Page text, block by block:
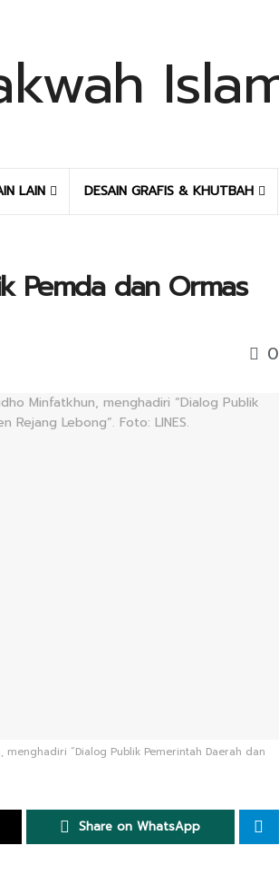
LAIN DESAIN GRAFIS & KHUTBAH
Pemda dan Ormas
0
menghadiri “Dialog Publik Pemerintah Daerah dan
Share on WhatsApp